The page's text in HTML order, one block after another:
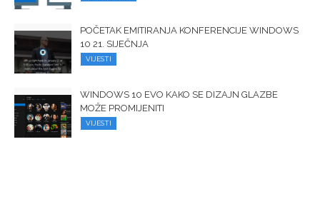
POČETAK EMITIRANJA KONFERENCIJE WINDOWS
10 21. SIJEČNJA
VIJESTI
WINDOWS 10 EVO KAKO SE DIZAJN GLAZBE
MOŽE PROMIJENITI
VIJESTI